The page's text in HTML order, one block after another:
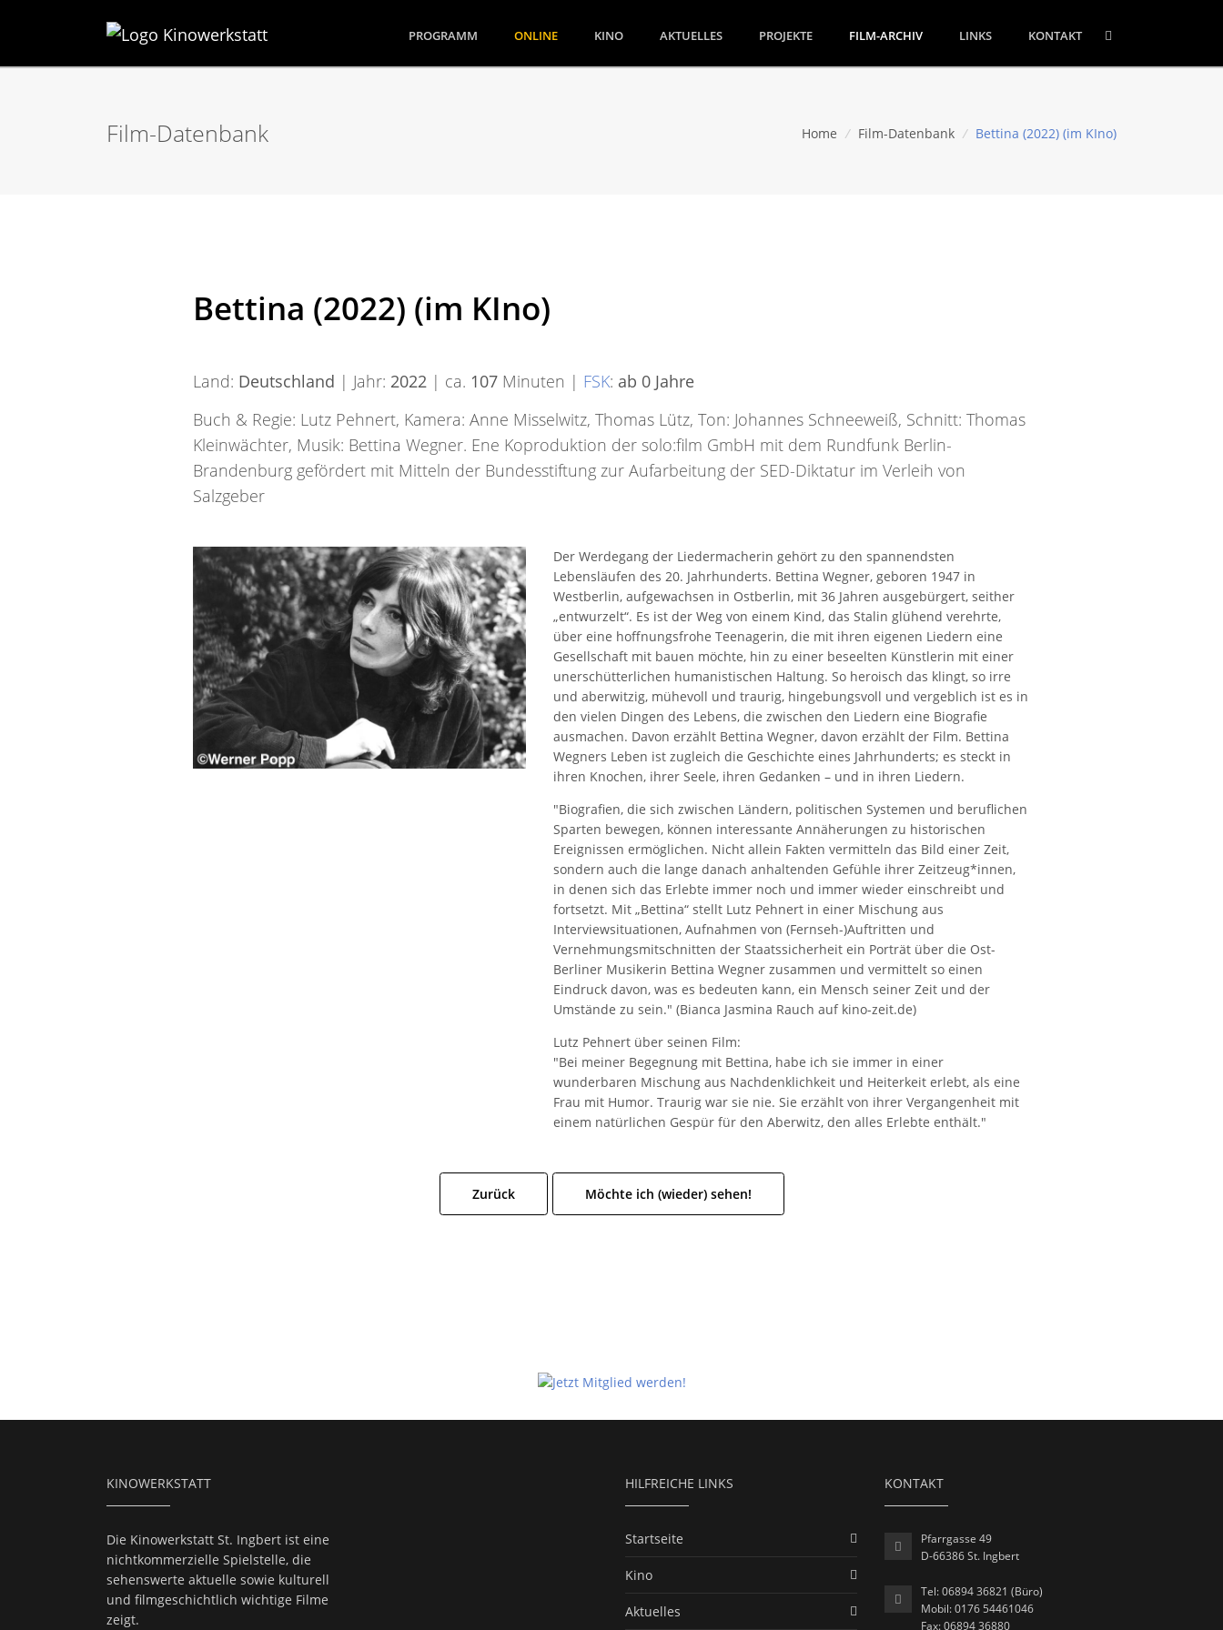
PROGRAMM (CURRENT)ONLINE KINO AKTUELLES PROJEKTE FILM-ARCHIV LINKS KONTAKT
Film-Datenbank Home / Film-Datenbank / Bettina (2022) (im KIno)
Bettina (2022) (im KIno)
Land: Deutschland | Jahr: 2022 | ca. 107 Minuten | FSK: ab 0 Jahre
Buch & Regie: Lutz Pehnert, Kamera: Anne Misselwitz, Thomas Lütz, Ton: Johannes Schneeweiß, Schnitt: Thomas
Kleinwächter, Musik: Bettina Wegner. Ene Koproduktion der solo:film GmbH mit dem Rundfunk Berlin-
Brandenburg gefördert mit Mitteln der Bundesstiftung zur Aufarbeitung der SED-Diktatur im Verleih von
Salzgeber
Der Werdegang der Liedermacherin gehört zu den spannendsten
Lebensläufen des 20. Jahrhunderts. Bettina Wegner, geboren 1947 in
Westberlin, aufgewachsen in Ostberlin, mit 36 Jahren ausgebürgert, seither
„entwurzelt“. Es ist der Weg von einem Kind, das Stalin glühend verehrte,
über eine hoffnungsfrohe Teenagerin, die mit ihren eigenen Liedern eine
Gesellschaft mit bauen möchte, hin zu einer beseelten Künstlerin mit einer
unerschütterlichen humanistischen Haltung. So heroisch das klingt, so irre
und aberwitzig, mühevoll und traurig, hingebungsvoll und vergeblich ist es in
den vielen Dingen des Lebens, die zwischen den Liedern eine Biografie
ausmachen. Davon erzählt Bettina Wegner, davon erzählt der Film. Bettina
Wegners Leben ist zugleich die Geschichte eines Jahrhunderts; es steckt in
ihren Knochen, ihrer Seele, ihren Gedanken – und in ihren Liedern.
"Biografien, die sich zwischen Ländern, politischen Systemen und beruflichen
Sparten bewegen, können interessante Annäherungen zu historischen
Ereignissen ermöglichen. Nicht allein Fakten vermitteln das Bild einer Zeit,
sondern auch die lange danach anhaltenden Gefühle ihrer Zeitzeug*innen,
in denen sich das Erlebte immer noch und immer wieder einschreibt und
fortsetzt. Mit „Bettina“ stellt Lutz Pehnert in einer Mischung aus
Interviewsituationen, Aufnahmen von (Fernseh-)Auftritten und
Vernehmungsmitschnitten der Staatssicherheit ein Porträt über die Ost-
Berliner Musikerin Bettina Wegner zusammen und vermittelt so einen
Eindruck davon, was es bedeuten kann, ein Mensch seiner Zeit und der
Umstände zu sein." (Bianca Jasmina Rauch auf kino-zeit.de)
Lutz Pehnert über seinen Film:
"Bei meiner Begegnung mit Bettina, habe ich sie immer in einer
wunderbaren Mischung aus Nachdenklichkeit und Heiterkeit erlebt, als eine
Frau mit Humor. Traurig war sie nie. Sie erzählt von ihrer Vergangenheit mit
einem natürlichen Gespür für den Aberwitz, den alles Erlebte enthält."
Zurück Möchte ich (wieder) sehen!
KINOWERKSTATT
Die Kinowerkstatt St. Ingbert ist eine
nichtkommerzielle Spielstelle, die
sehenswerte aktuelle sowie kulturell
und filmgeschichtlich wichtige Filme
zeigt.
HILFREICHE LINKS
Startseite
Kino
Aktuelles
KONTAKT
Pfarrgasse 49
D-66386 St. Ingbert
Tel: 06894 36821 (Büro)
Mobil: 0176 54461046
Fax: 06894 36880